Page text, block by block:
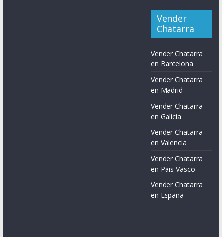
Vender
Chatarra
Vender Chatarra
en Barcelona
Vender Chatarra
en Madrid
Vender Chatarra
en Galicia
Vender Chatarra
en Valencia
Vender Chatarra
en Pais Vasco
Vender Chatarra
en España